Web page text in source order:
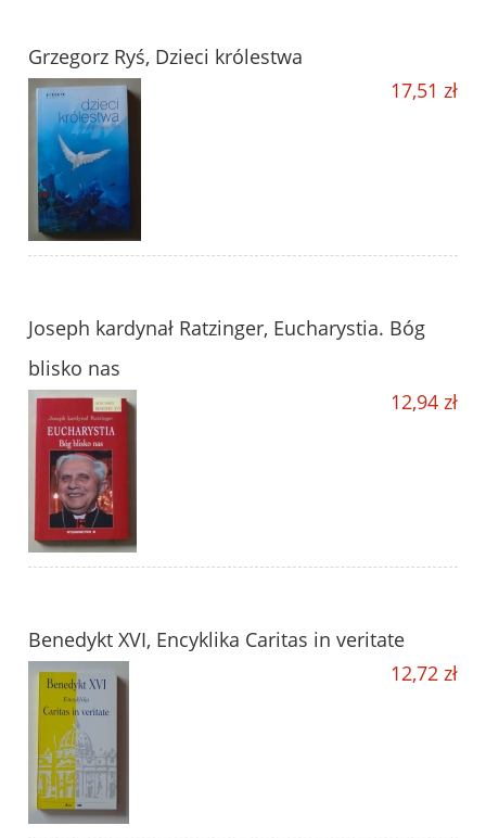
Grzegorz Ryś, Dzieci królestwa
17,51 zł
Joseph kardynał Ratzinger, Eucharystia. Bóg
blisko nas
12,94 zł
Benedykt XVI, Encyklika Caritas in veritate
12,72 zł